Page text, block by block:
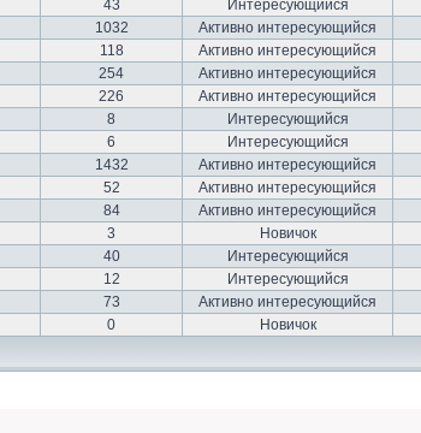
43 Интересующийся
1032 Активно интересующийся
118 Активно интересующийся
254 Активно интересующийся
226 Активно интересующийся
8 Интересующийся
6 Интересующийся
1432 Активно интересующийся
52 Активно интересующийся
84 Активно интересующийся
3 Новичок
40 Интересующийся
12 Интересующийся
73 Активно интересующийся
0 Новичок